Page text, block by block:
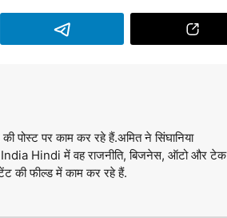
पर काम कर रहे हैं.अमित ने सिंघानिया
India Hindi में वह राजनीति, बिजनेस, ऑटो और टेक
की फील्ड में काम कर रहे हैं.